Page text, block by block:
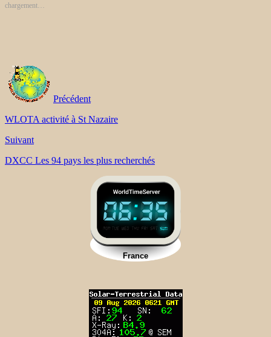
chargement…
Précédent
WLOTA activité à St Nazaire
Suivant
DXCC Les 94 pays les plus recherchés